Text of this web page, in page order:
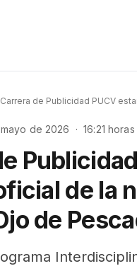
Carrera de Publicidad PUCV
de 2026 · 16:21 horas
de la
de